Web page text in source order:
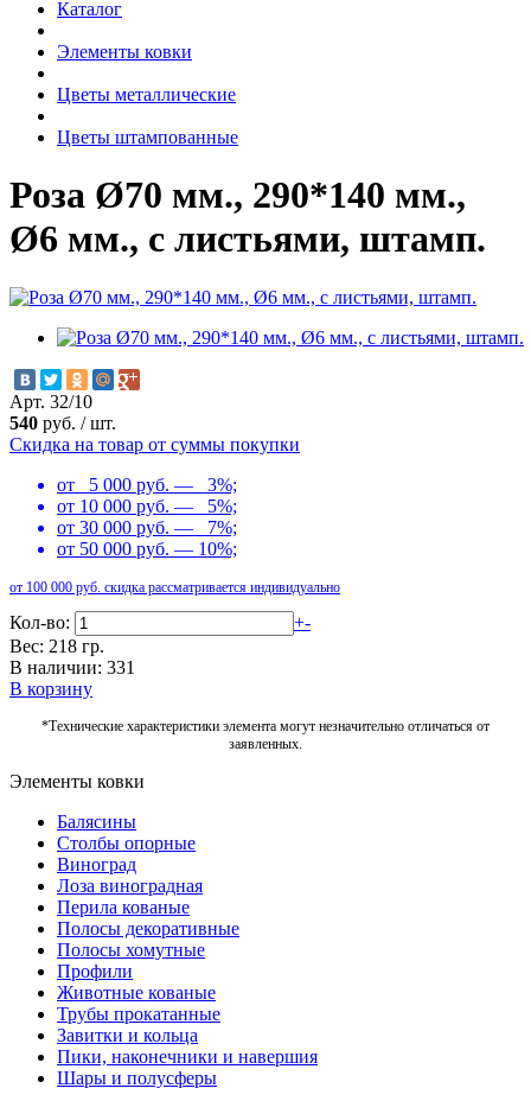
Каталог
Элементы ковки
Цветы металлические
Цветы штампованные
Роза Ø70 мм., 290*140 мм.,
Ø6 мм., с листьями, штамп.
Арт. 32/10
540 руб. /шт.
Скидка на товар от суммы покупки
от 5 000 руб. — 3%;
от 10 000 руб. — 5%;
от 30 000 руб. — 7%;
от 50 000 руб. — 10%;
от 100 000 руб. скидка рассматривается индивидуально
Кол-во: +-
Вес: 218 гр.
В наличии: 331
В корзину
*Технические характеристики элемента могут незначительно отличаться от
заявленных.
Элементы ковки
Балясины
Столбы опорные
Виноград
Лоза виноградная
Перила кованые
Полосы декоративные
Полосы хомутные
Профили
Животные кованые
Трубы прокатанные
Завитки и кольца
Пики, наконечники и навершия
Шары и полусферы